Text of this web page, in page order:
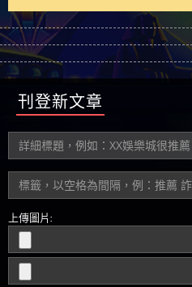
刊登新文章
上傳圖片: